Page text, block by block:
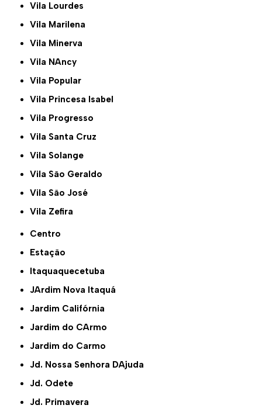
Vila Lourdes
Vila Marilena
Vila Minerva
Vila NAncy
Vila Popular
Vila Princesa Isabel
Vila Progresso
Vila Santa Cruz
Vila Solange
Vila São Geraldo
Vila São José
Vila Zefira
Centro
Estação
Itaquaquecetuba
JArdim Nova Itaquá
Jardim Califórnia
Jardim do CArmo
Jardim do Carmo
Jd. Nossa Senhora DAjuda
Jd. Odete
Jd. Primavera